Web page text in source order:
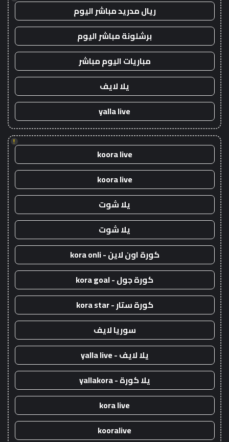
ريال مدريد مباشر اليوم
برشلونة مباشر اليوم
مباريات اليوم مباشر
يلا لايف
yalla live
!
koora live
koora live
يلا شوت
يلا شوت
كورة اون لاين - kora onli
كورة جول - kora goal
كورة ستار - kora star
سوريا لايف
يلا لايف - yalla live
يلا كورة - yallakora
kora live
kooralive